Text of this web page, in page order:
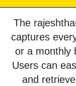
The
captures
or a monthly
Users can
and